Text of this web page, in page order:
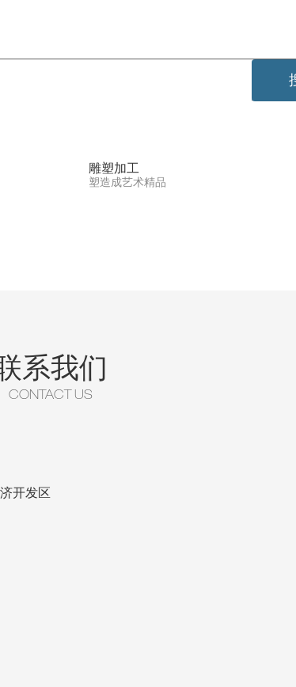
雕塑加工
塑造成艺术精品
系我们
CONTACT US
开发区